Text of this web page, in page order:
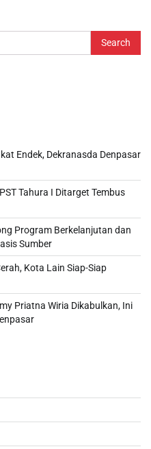
Endek, Dekranasda Denpasar
Tahura I Ditarget Tembus
Program Berkelanjutan dan
Sumber
Kota Lain Siap-Siap
Priatna Wiria Dikabulkan, Ini